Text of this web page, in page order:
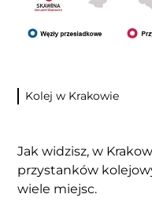
Kolej w Krakowie
Jak widzisz, w
przystanków
wiele miejsc.